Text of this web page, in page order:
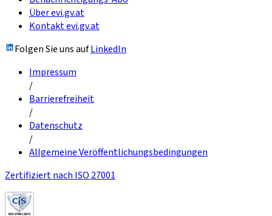
Über evi.gv.at
Kontakt evi.gv.at
Folgen Sie uns aufLinkedIn
Impressum
/
Barrierefreiheit
/
Datenschutz
/
Allgemeine Veröffentlichungsbedingungen
Zertifiziert nach ISO 27001